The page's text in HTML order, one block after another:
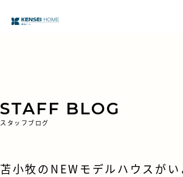
STAFF BLOG
スタッフブログ
苫小牧のNEWモデルハウスがい